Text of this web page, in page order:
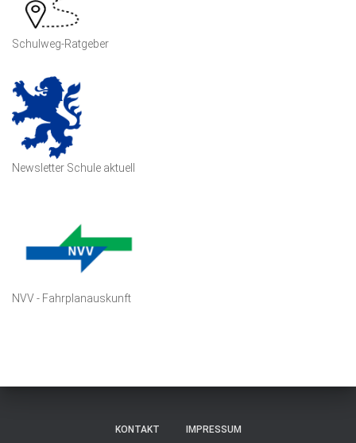
Schulweg-Ratgeber
Newsletter Schule aktuell
NVV - Fahrplanauskunft
KONTAKT IMPRESSUM